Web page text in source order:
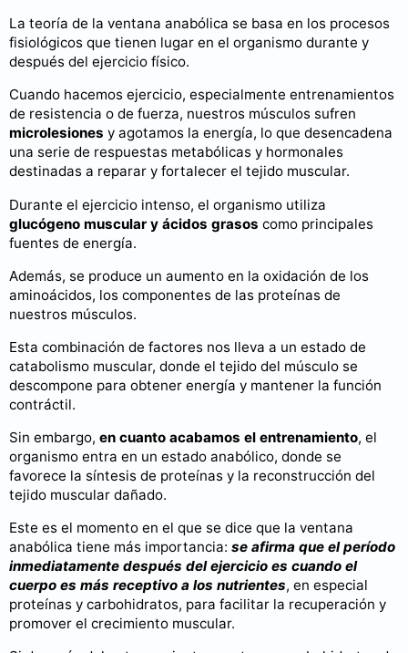
La teoría de la ventana anabólica se basa en los procesos
fisiológicos que tienen lugar en el organismo durante y
después del ejercicio físico.
Cuando hacemos ejercicio, especialmente entrenamientos
de resistencia o de fuerza, nuestros músculos sufren
microlesiones y agotamos la energía, lo que desencadena
una serie de respuestas metabólicas y hormonales
destinadas a reparar y fortalecer el tejido muscular.
Durante el ejercicio intenso, el organismo utiliza
glucógeno muscular y ácidos grasos como principales
fuentes de energía.
Además, se produce un aumento en la oxidación de los
aminoácidos, los componentes de las proteínas de
nuestros músculos.
Esta combinación de factores nos lleva a un estado de
catabolismo muscular, donde el tejido del músculo se
descompone para obtener energía y mantener la función
contráctil.
Sin embargo, en cuanto acabamos el entrenamiento, el
organismo entra en un estado anabólico, donde se
favorece la síntesis de proteínas y la reconstrucción del
tejido muscular dañado.
Este es el momento en el que se dice que la ventana
anabólica tiene más importancia: se afirma que el período
inmediatamente después del ejercicio es cuando el
cuerpo es más receptivo a los nutrientes, en especial
proteínas y carbohidratos, para facilitar la recuperación y
promover el crecimiento muscular.